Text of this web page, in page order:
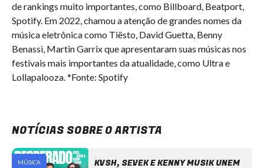
de rankings muito importantes, como Billboard, Beatport,
Spotify. Em 2022, chamou a atenção de grandes nomes da
música eletrônica como Tiësto, David Guetta, Benny
Benassi, Martin Garrix que apresentaram suas músicas nos
festivais mais importantes da atualidade, como Ultra e
Lollapalooza. *Fonte: Spotify
NOTÍCIAS SOBRE O ARTISTA
MÚSICA
KVSH, SEVEK E KENNY MUSIK UNEM